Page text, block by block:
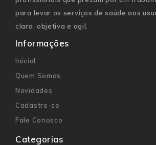
para levar os serviços de saúde aos
clara, objetiva e agil.
Informações
Inicial
Quem Somos
Novidades
Cadastre-se
Fale Conosco
Categorias